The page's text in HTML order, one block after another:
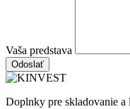
Vaša predstava
Odoslať
Doplnky pre skladovanie a